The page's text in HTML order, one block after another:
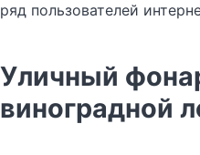
ряд пользователей
Уличный
виноградной